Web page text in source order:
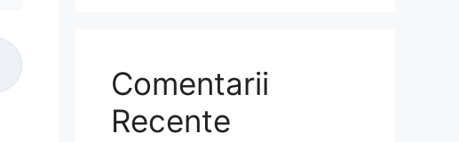
Comentarii
Recente